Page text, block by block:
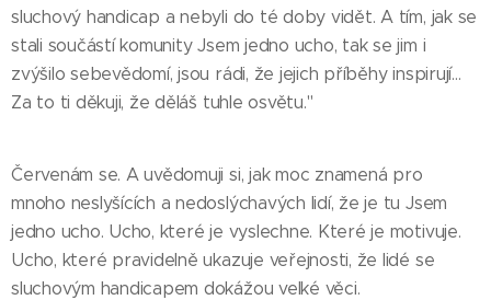
sluchový handicap a nebyli do té doby vidět. A tím, jak se
stali součástí komunity Jsem jedno ucho, tak se jim i
zvýšilo sebevědomí, jsou rádi, že jejich příběhy inspirují…
Za to ti děkuji, že děláš tuhle osvětu."
Červenám se. A uvědomuji si, jak moc znamená pro
mnoho neslyšících a nedoslýchavých lidí, že je tu Jsem
jedno ucho. Ucho, které je vyslechne. Které je motivuje.
Ucho, které pravidelně ukazuje veřejnosti, že lidé se
sluchovým handicapem dokážou velké věci.